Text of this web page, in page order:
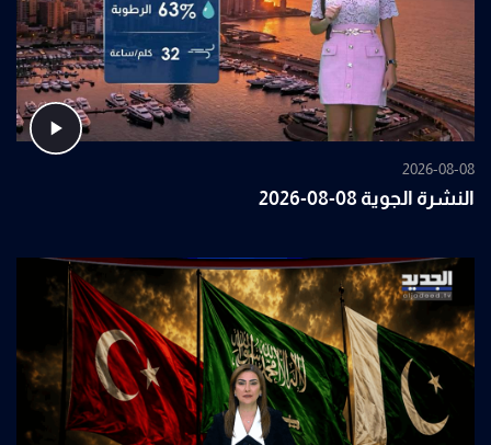
2026-08-08
النشرة الجوية 08-08-2026